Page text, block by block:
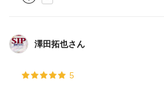
澤田拓也さん
5